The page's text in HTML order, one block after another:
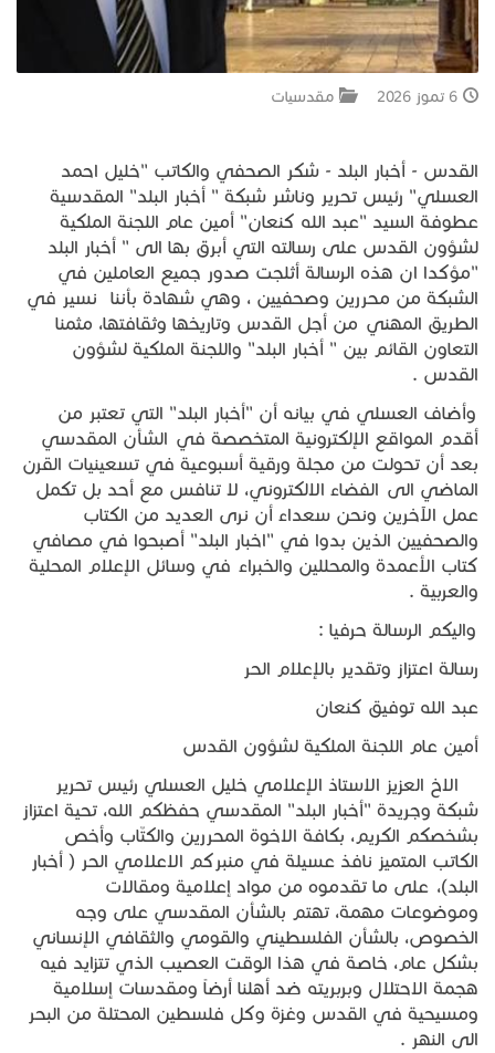
6 تموز 2026 مقدسيات
القدس - أخبار البلد - شكر الصحفي والكاتب "خليل احمد
العسلي" رئيس تحرير وناشر شبكة " أخبار البلد" المقدسية
عطوفة السيد "عبد الله كنعان" أمين عام اللجنة الملكية
لشؤون القدس على رسالته التي أبرق بها الى " أخبار البلد
"مؤكدا ان هذه الرسالة أثلجت صدور جميع العاملين في
الشبكة من محررين وصحفيين ، وهي شهادة بأننا نسير في
الطريق المهني من أجل القدس وتاريخها وثقافتها، مثمنا
التعاون القائم بين " أخبار البلد" واللجنة الملكية لشؤون
القدس .
وأضاف العسلي في بيانه أن "أخبار البلد" التي تعتبر من
أقدم المواقع الإلكترونية المتخصصة في الشأن المقدسي
بعد أن تحولت من مجلة ورقية أسبوعية في تسعينيات القرن
الماضي الى الفضاء الالكتروني، لا تنافس مع أحد بل تكمل
عمل الآخرين ونحن سعداء أن نرى العديد من الكتاب
والصحفيين الذين بدوا في "اخبار البلد" أصبحوا في مصافي
كتاب الأعمدة والمحللين والخبراء في وسائل الإعلام المحلية
والعربية .
واليكم الرسالة حرفيا :
رسالة اعتزاز وتقدير بالإعلام الحر
عبد الله توفيق كنعان
أمين عام اللجنة الملكية لشؤون القدس
الاخ العزيز الاستاذ الإعلامي خليل العسلي رئيس تحرير
شبكة وجريدة "أخبار البلد" المقدسي حفظكم الله، تحية اعتزاز
بشخصكم الكريم، بكافة الاخوة المحررين والكتّاب وأخص
الكاتب المتميز نافذ عسيلة في منبركم الاعلامي الحر ( أخبار
البلد)، على ما تقدموه من مواد إعلامية ومقالات
وموضوعات مهمة، تهتم بالشأن المقدسي على وجه
الخصوص، بالشأن الفلسطيني والقومي والثقافي الإنساني
بشكل عام، خاصة في هذا الوقت العصيب الذي تتزايد فيه
هجمة الاحتلال وبربريته ضد أهلنا أرضاً ومقدسات إسلامية
ومسيحية في القدس وغزة وكل فلسطين المحتلة من البحر
الى النهر .